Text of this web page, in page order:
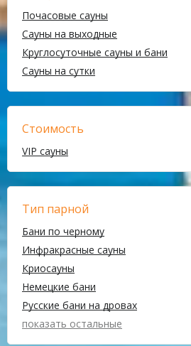
Почасовые сауны
Сауны на выходные
Круглосуточные сауны и бани
Сауны на сутки
Стоимость
VIP сауны
Тип парной
Бани по черному
Инфракрасные сауны
Криосауны
Немецкие бани
Русские бани на дровах
показать остальные